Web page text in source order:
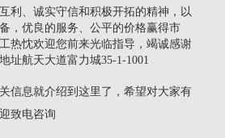
利、诚实守信和积极开拓的精神，以
，优良的服务、公平的价格赢得市
热忱欢迎您前来光临指导，竭诚感谢
址航天大道富力城35-1-1001
信息就介绍到这里了，希望对大家有
致电咨询